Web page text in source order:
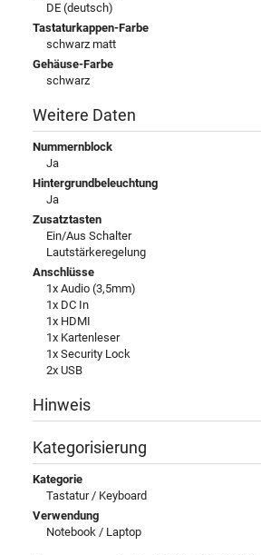
DE (deutsch)
Tastaturkappen-Farbe
schwarz matt
Gehäuse-Farbe
schwarz
Weitere Daten
Nummernblock
Ja
Hintergrundbeleuchtung
Ja
Zusatztasten
Ein/Aus Schalter
Lautstärkeregelung
Anschlüsse
1x Audio (3,5mm)
1x DC In
1x HDMI
1x Kartenleser
1x Security Lock
2x USB
Hinweis
Kategorisierung
Kategorie
Tastatur / Keyboard
Verwendung
Notebook / Laptop